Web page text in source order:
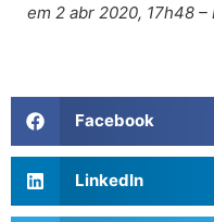
em 2 abr 2020, 17h48
Facebook
LinkedIn